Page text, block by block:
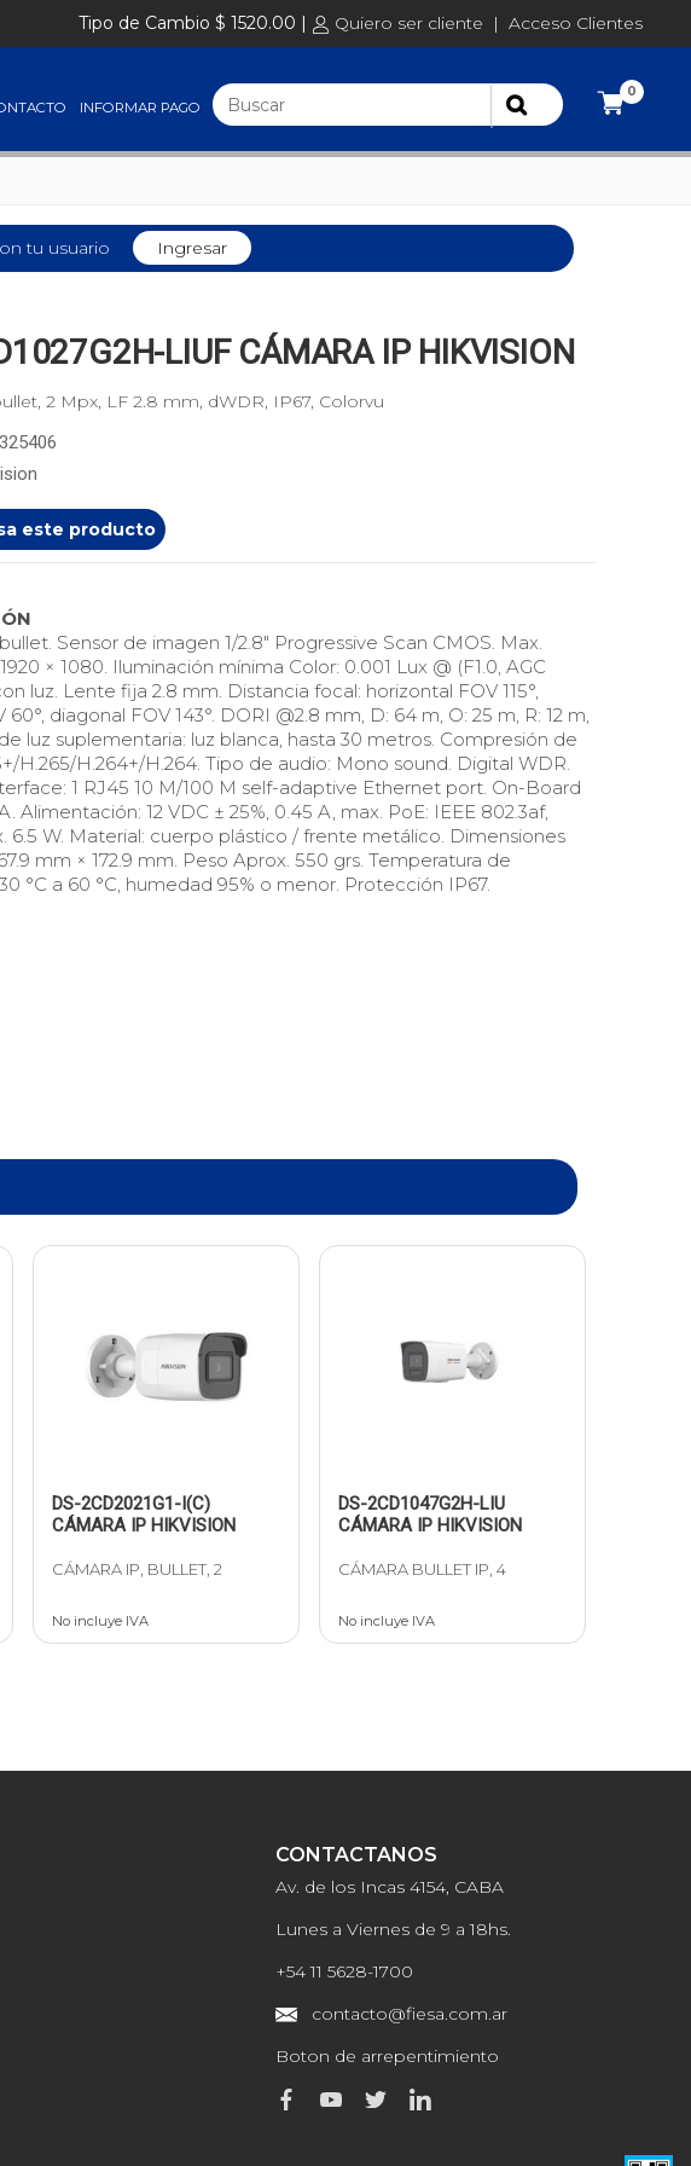
Tipo de Cambio $ 1520.00 | Quiero ser cliente | Acceso Clientes
0
INFORMAR PAGO
tu usuario Ingresar
LIUF CÁMARA IP HIKVISION
2 Mpx, LF 2.8 mm, dWDR, IP67, Colorvu
este producto
Sensor de imagen 1/2.8" Progressive Scan CMOS. Max.
× 1080. Iluminación mínima Color: 0.001 Lux @ (F1.0, AGC
luz. Lente fija 2.8 mm. Distancia focal: horizontal FOV 115°,
diagonal FOV 143°. DORI @2.8 mm, D: 64 m, O: 25 m, R: 12 m,
luz suplementaria: luz blanca, hasta 30 metros. Compresión de
H.265/H.264+/H.264. Tipo de audio: Mono sound. Digital WDR.
1 RJ45 10 M/100 M self-adaptive Ethernet port. On-Board
Alimentación: 12 VDC ± 25%, 0.45 A, max. PoE: IEEE 802.3af,
6.5 W. Material: cuerpo plástico / frente metálico. Dimensiones
mm × 172.9 mm. Peso Aprox. 550 grs. Temperatura de
°C a 60 °C, humedad 95% o menor. Protección IP67.
DS-2CD2021G1-I(C)
CÁMARA IP HIKVISION
CÁMARA IP, BULLET, 2
No incluye IVA
DS-2CD1047G2H-LIU
CÁMARA IP HIKVISION
CÁMARA BULLET IP, 4
No incluye IVA
CONTACTANOS
Av. de los Incas 4154, CABA
Lunes a Viernes de 9 a 18hs.
+54 11 5628-1700
contacto@fiesa.com.ar
Boton de arrepentimiento